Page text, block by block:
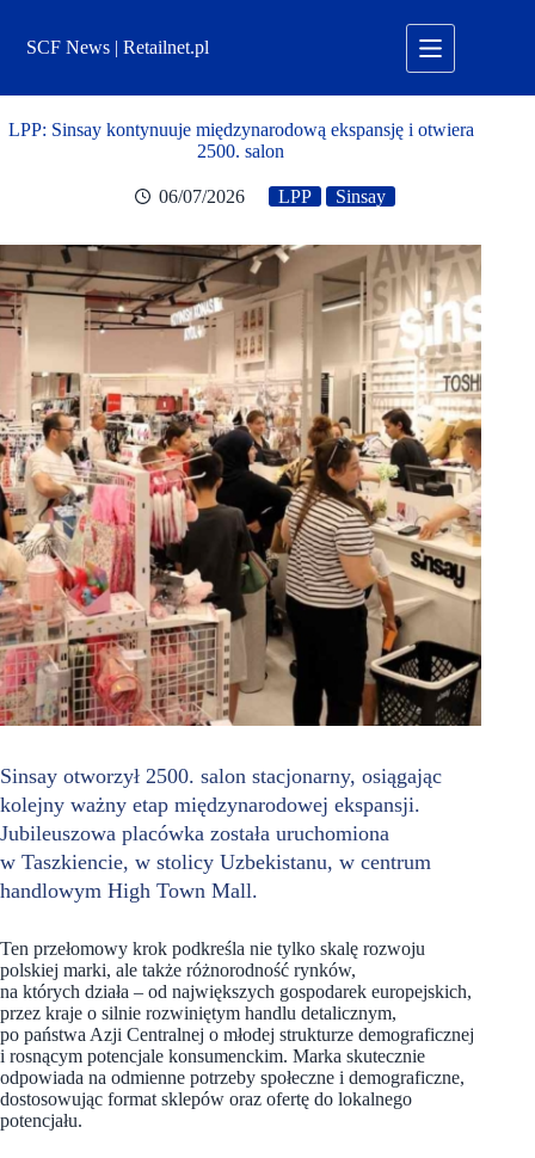
treściSCF News | Retailnet.pl
LPP: Sinsay kontynuuje międzynarodową ekspansję i otwiera
2500. salon
06/07/2026 LPP Sinsay
Sinsay otworzył 2500. salon stacjonarny, osiągając
kolejny ważny etap międzynarodowej ekspansji.
Jubileuszowa placówka została uruchomiona
w Taszkiencie, w stolicy Uzbekistanu, w centrum
handlowym High Town Mall.
Ten przełomowy krok podkreśla nie tylko skalę rozwoju
polskiej marki, ale także różnorodność rynków,
na których działa – od największych gospodarek europejskich,
przez kraje o silnie rozwiniętym handlu detalicznym,
po państwa Azji Centralnej o młodej strukturze demograficznej
i rosnącym potencjale konsumenckim. Marka skutecznie
odpowiada na odmienne potrzeby społeczne i demograficzne,
dostosowując format sklepów oraz ofertę do lokalnego
potencjału.